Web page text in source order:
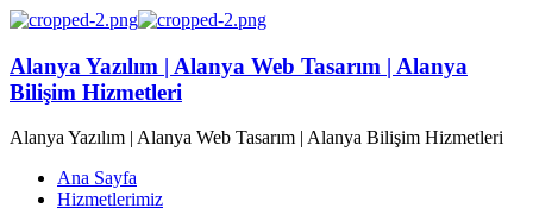
Alanya Yazılım | Alanya Web Tasarım | Alanya
Bilişim Hizmetleri
Alanya Yazılım | Alanya Web Tasarım | Alanya Bilişim Hizmetleri
Ana Sayfa
Hizmetlerimiz